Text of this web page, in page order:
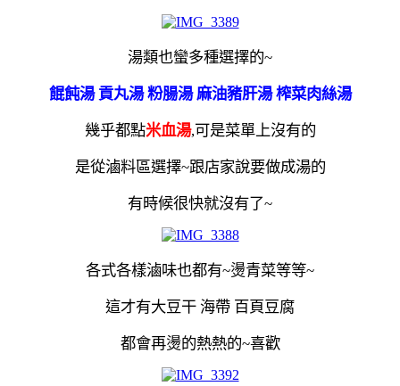
湯類也蠻多種選擇的~
餛飩湯 貢丸湯 粉腸湯 麻油豬肝湯 榨菜肉絲湯
幾乎都點米血湯,可是菜單上沒有的
是從滷料區選擇~跟店家說要做成湯的
有時候很快就沒有了~
各式各樣滷味也都有~燙青菜等等~
這才有大豆干 海帶 百頁豆腐
都會再燙的熱熱的~喜歡